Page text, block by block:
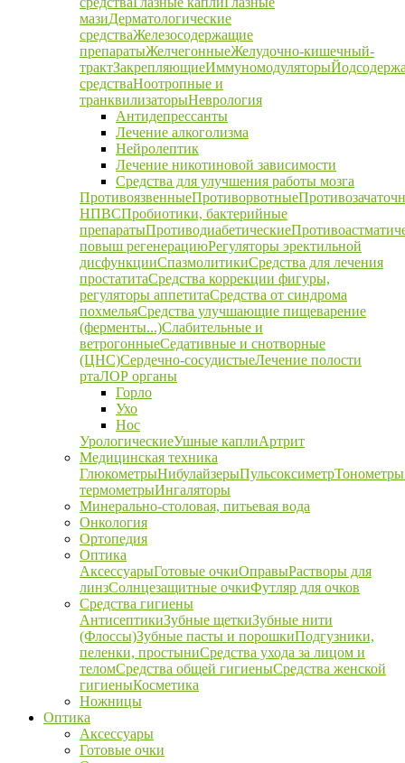
мазиДерматологические
средстваЖелезосодержащие
препаратыЖелчегонныеЖелудочно-кишечный-
трактЗакрепляющиеИммуномодуляторы
средстваНоотропные и
транквилизаторыНеврология
Антидепрессанты
Лечение алкоголизма
Нейролептик
Лечение никотиновой зависимости
Средства для улучшения работы мозга
ПротивоязвенныеПротиворвотные
НПВСПробиотики, бактерийные
препаратыПротиводиабетические
повыш регенерациюРегуляторы эректильной
дисфункцииСпазмолитикиСредства для лечения
простатитаСредства коррекции фигуры,
регуляторы аппетитаСредства от синдрома
похмельяСредства улучшающие пищеварение
(ферменты...)Слабительные и
ветрогонныеСедативные и снотворные
(ЦНС)Сердечно-сосудистыеЛечение полости
ртаЛОР органы
Горло
Ухо
Нос
УрологическиеУшные каплиАртрит
Медицинская техника
ГлюкометрыНибулайзерыПульсоксиметрТонометры
термометрыИнгаляторы
Минерально-столовая, питьевая вода
Онкология
Ортопедия
Оптика
АксессуарыГотовые очкиОправыРастворы для
линзСолнцезащитные очкиФутляр для очков
Средства гигиены
АнтисептикиЗубные щеткиЗубные нити
(Флоссы)Зубные пасты и порошкиПодгузники,
пеленки, простыниСредства ухода за лицом и
теломСредства общей гигиеныСредства женской
гигиеныКосметика
Ножницы
Оптика
Аксессуары
Готовые очки